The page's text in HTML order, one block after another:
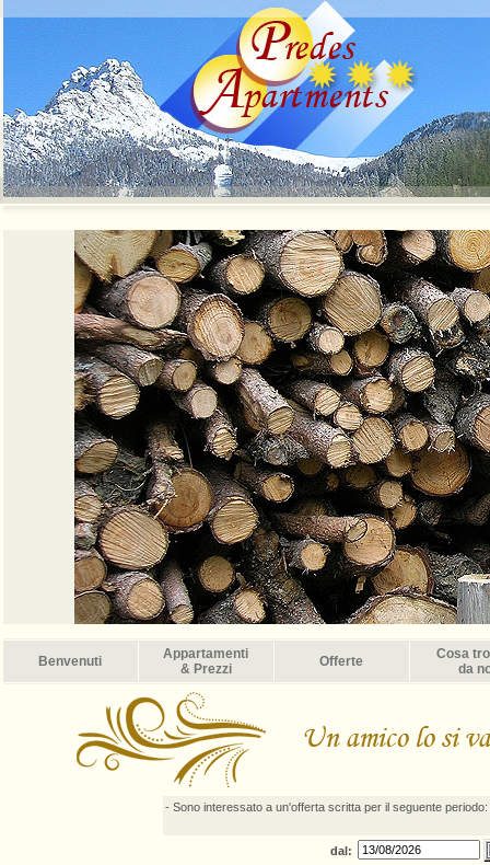
Benvenuti
Appartamenti
& Prezzi
Offerte
Cosa
da
- Sono interessato a un'offerta scritta per il seguente periodo:
dal: